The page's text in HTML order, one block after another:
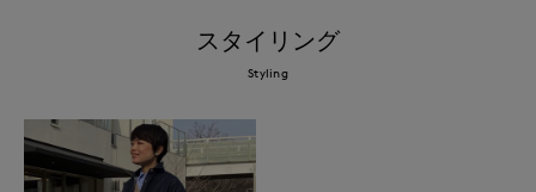
スタイリング
Styling